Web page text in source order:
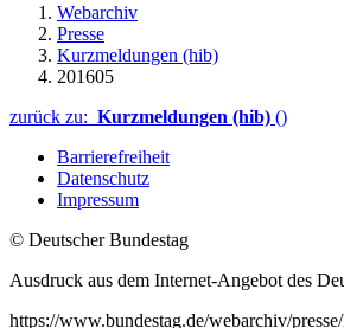
Webarchiv
Presse
Kurzmeldungen (hib)
201605
zurück zu: Kurzmeldungen (hib) ()
Barrierefreiheit
Datenschutz
Impressum
© Deutscher Bundestag
Ausdruck aus dem Internet-Angebot des
https://www.bundestag.de/webarchiv/